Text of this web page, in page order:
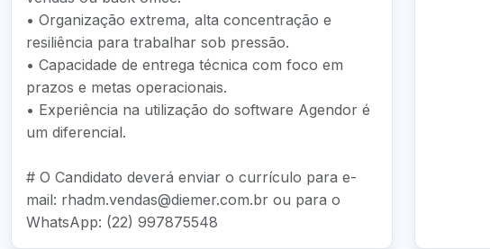
• Organização extrema, alta concentração e
resiliência para trabalhar sob pressão.
• Capacidade de entrega técnica com foco em
prazos e metas operacionais.
• Experiência na utilização do software Agendor é
um diferencial.
# O Candidato deverá enviar o currículo para e-
mail: rhadm.vendas@diemer.com.br ou para o
WhatsApp: (22) 997875548